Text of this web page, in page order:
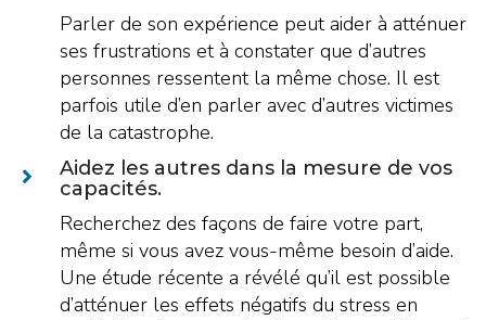
Parler de son expérience peut aider à atténuer
ses frustrations et à constater que d’autres
personnes ressentent la même chose. Il est
parfois utile d’en parler avec d’autres victimes
de la catastrophe.
Aidez les autres dans la mesure de vos
capacités.
Recherchez des façons de faire votre part,
même si vous avez vous-même besoin d’aide.
Une étude récente a révélé qu’il est possible
d’atténuer les effets négatifs du stress en